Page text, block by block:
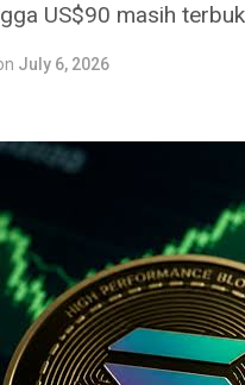
US$90 masih
July 6, 2026